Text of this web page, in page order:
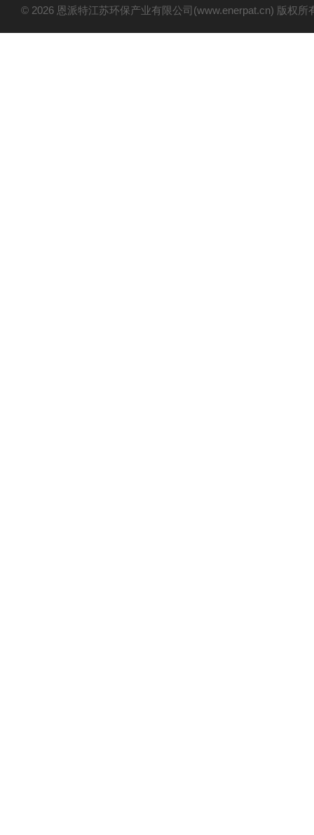
© 2026 恩派特江苏环保产业有限公司(www.enerpat.cn) 版权